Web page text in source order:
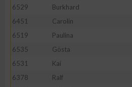
6529
Burkhard
6451
Carolin
6519
Paulina
6535
Gösta
6531
Kai
6378
Ralf
IAB-Besonderheiten:
Verwendung genauer
Nicht-IAB-Verarbeitungszwecke: